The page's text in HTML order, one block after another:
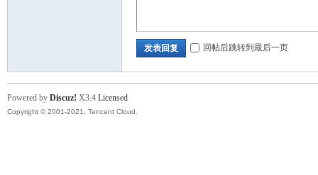
发表回复 回帖后跳转到最后一页
Powered by Discuz! X3.4 Licensed
Copyright © 2001-2021, Tencent Cloud.